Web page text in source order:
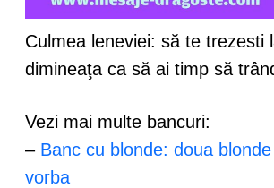
Culmea leneviei: să te trezesti
dimineaţa ca să ai timp să
Vezi mai multe bancuri:
– Banc cu blonde: doua
vorba